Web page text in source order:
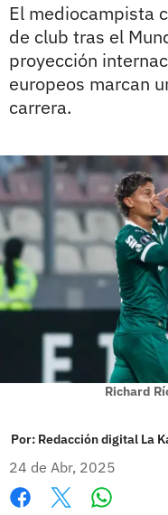
El mediocampista
de club tras el
proyección
europeos marcan
carrera.
Richard
Por: Redacción digital La
24 de Abr, 2025